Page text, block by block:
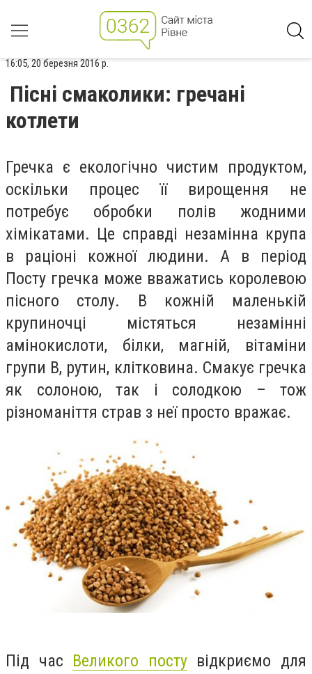
16:05, 20 березня 2016 р.
Пісні смаколики: гречані
котлети
Гречка є екологічно чистим продуктом,
оскільки процес її вирощення не
потребує обробки полів жодними
хімікатами. Це справді незамінна крупа
в раціоні кожної людини. А в період
Посту гречка може вважатись королевою
пісного столу. В кожній маленькій
крупиночці містяться незамінні
амінокислоти, білки, магній, вітаміни
групи B, рутин, клітковина. Смакує гречка
як солоною, так і солодкою – тож
різноманіття страв з неї просто вражає.
Під час Великого постувідкриємо для